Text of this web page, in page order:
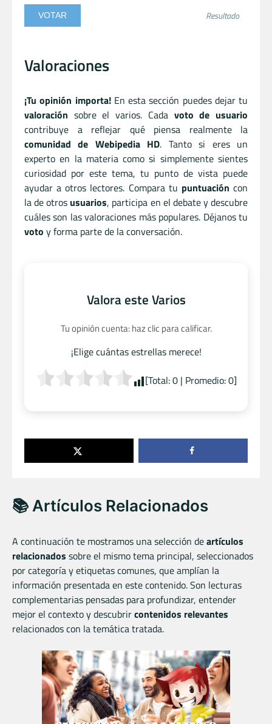
Resultado
Valoraciones
¡Tu opinión importa!En esta sección puedes dejar tu
valoración sobre el varios. Cada voto de usuario
contribuye a reflejar qué piensa realmente la
comunidad de Webipedia HD. Tanto si eres un
experto en la materia como si simplemente sientes
curiosidad por este tema, tu punto de vista puede
ayudar a otros lectores. Compara tu puntuación con
la de otros usuarios, participa en el debate y descubre
cuáles son las valoraciones más populares. Déjanos tu
voto y forma parte de la conversación.
Valora este Varios
Tu opinión cuenta: haz clic para calificar.
¡Elige cuántas estrellas merece!
[Total:0| Promedio:0]
📚 Artículos Relacionados
A continuación te mostramos una selección deartículos
relacionados sobre el mismo tema principal, seleccionados
por categoría y etiquetas comunes, que amplían la
información presentada en este contenido. Son lecturas
complementarias pensadas para profundizar, entender
mejor el contexto y descubrircontenidos relevantes
relacionados con la temática tratada.